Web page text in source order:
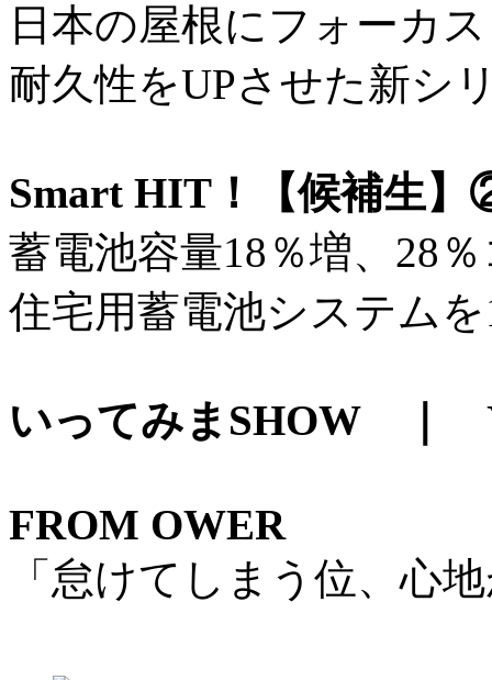
日本の屋根にフォーカ
耐久性をUPさせた新シ
Smart HIT！【候補生
蓄電池容量18％増、28
住宅用蓄電池システム
いってみまSHOW ｜
FROM OWER
「怠けてしまう位、心